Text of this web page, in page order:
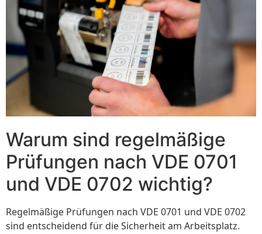
Warum sind regelmäßige
Prüfungen nach VDE 0701
und VDE 0702 wichtig?
Regelmäßige Prüfungen nach VDE 0701 und VDE 0702
sind entscheidend für die Sicherheit am Arbeitsplatz.